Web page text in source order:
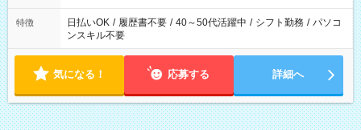
特徴 日払いOK / 履歴書不要 / 40～50代活躍中 / シフト勤務 / パソコ
ンスキル不要
気になる！ 応募する 詳細へ